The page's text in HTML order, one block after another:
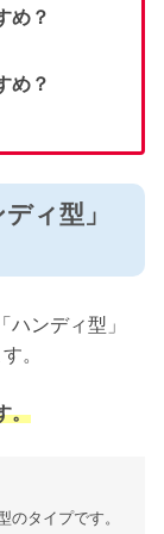
め？
め？
ィ型」
ンディ型」
。
。
のタイプです。